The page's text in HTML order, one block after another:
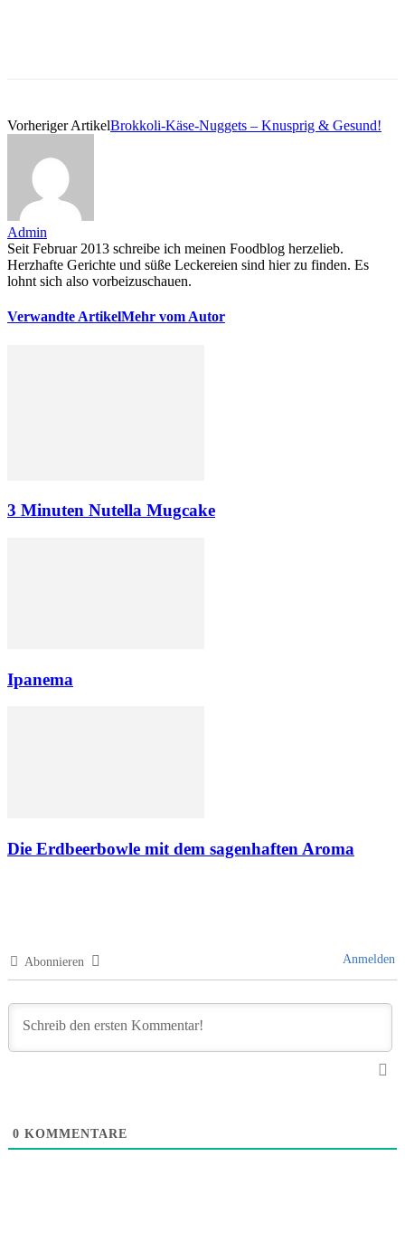
Vorheriger ArtikelBrokkoli-Käse-Nuggets – Knusprig & Gesund!
Admin
Seit Februar 2013 schreibe ich meinen Foodblog herzelieb.
Herzhafte Gerichte und süße Leckereien sind hier zu finden. Es
lohnt sich also vorbeizuschauen.
Verwandte ArtikelMehr vom Autor
3 Minuten Nutella Mugcake
Ipanema
Die Erdbeerbowle mit dem sagenhaften Aroma
Abonnieren Anmelden
0 KOMMENTARE